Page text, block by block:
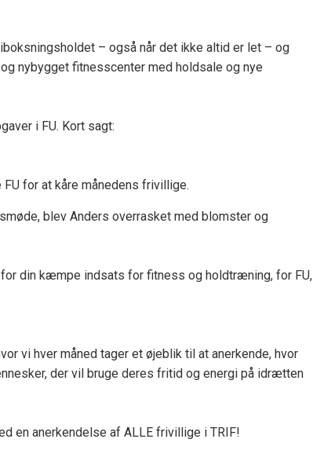
– også når det ikke altid er let – og
nybygget fitnesscenter med holdsale og nye
i FU. Kort sagt:
for at kåre månedens frivillige.
blev Anders overrasket med blomster og
din kæmpe indsats for fitness og holdtræning, for FU,
vi hver måned tager et øjeblik til at anerkende, hvor
der vil bruge deres fritid og energi på idrætten
en anerkendelse af ALLE frivillige i TRIF!